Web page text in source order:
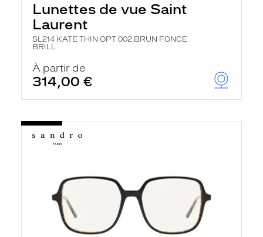
Lunettes de vue Saint
Laurent
SL214 KATE THIN OPT 002 BRUN FONCE
BRILL
À partir de
314,00 €